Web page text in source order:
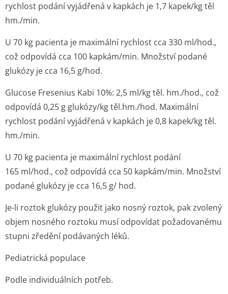
rychlost podání vyjádřená v kapkách je 1,7 kapek/kg těl
hm./min.
U 70 kg pacienta je maximální rychlost cca 330 ml/hod.,
což odpovídá cca 100 kapkám/min. Množství podané
glukózy je cca 16,5 g/hod.
Glucose Fresenius Kabi 10%: 2,5 ml/kg těl. hm./hod., což
odpovídá 0,25 g glukózy/kg těl.hm./hod. Maximální
rychlost podání vyjádřená v kapkách je 0,8 kapek/kg těl.
hm./min.
U 70 kg pacienta je maximální rychlost podání
165 ml/hod., což odpovídá cca 50 kapkám/min. Množství
podané glukózy je cca 16,5 g/ hod.
Je-li roztok glukózy použit jako nosný roztok, pak zvolený
objem nosného roztoku musí odpovídat požadovanému
stupni zředění podávaných léků.
Pediatrická populace
Podle individuálních potřeb.